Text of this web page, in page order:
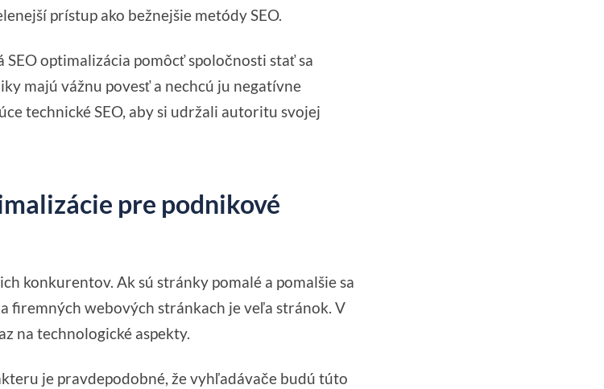
prístup ako bežnejšie metódy SEO.
optimalizácia pomôcť spoločnosti stať sa
majú vážnu povesť a nechcú ju negatívne
technické SEO, aby si udržali autoritu svojej
pre podnikové
konkurentov. Ak sú stránky pomalé a pomalšie sa
firemných webových stránkach je veľa stránok. V
na technologické aspekty.
je pravdepodobné, že vyhľadávače budú túto